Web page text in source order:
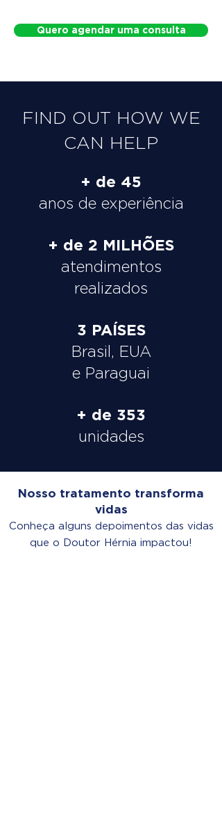
Quero agendar uma consulta
FIND OUT HOW WE
CAN HELP
+ de 45
anos de experiência
+ de 2 MILHÕES
atendimentos
realizados
3 PAÍSES
Brasil, EUA
e Paraguai
+ de 353
unidades
Nosso tratamento transforma
vidas
Conheça alguns depoimentos das vidas
que o Doutor Hérnia impactou!